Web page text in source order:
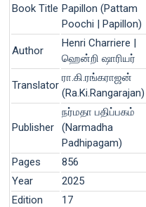
Book Title Papillon (Pattam
Poochi | Papillon)
Author
Henri Charriere |
ஹென்றி ஷாரியர்
Translator
ரா.கி.ரங்கராஜன்
(Ra.Ki.Rangarajan)
Publisher
நர்மதா பதிப்பகம்
(Narmadha
Padhipagam)
Pages
856
Year
2025
Edition
17